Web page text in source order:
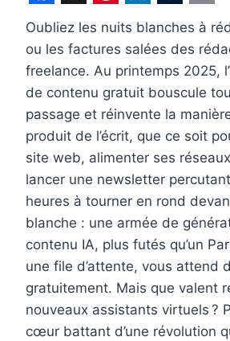
F
a
c
e
b
o
o
k
X P
i
n
t
e
r
e
s
t
L
i
n
k
e
d
I
n
T
u
m
b
l
r
E
m
a
i
l
Oubliez les nuits blanches à
ou les factures salées des
freelance. Au printemps 2025,
de contenu gratuit bouscule
passage et réinvente la
produit de l’écrit, que ce soit
site web, alimenter ses
lancer une newsletter
heures à tourner en rond
blanche : une armée de
contenu IA, plus futés qu’un
une file d’attente, vous attend
gratuitement. Mais que valent
nouveaux assistants virtuels ?
cœur battant d’une révolution